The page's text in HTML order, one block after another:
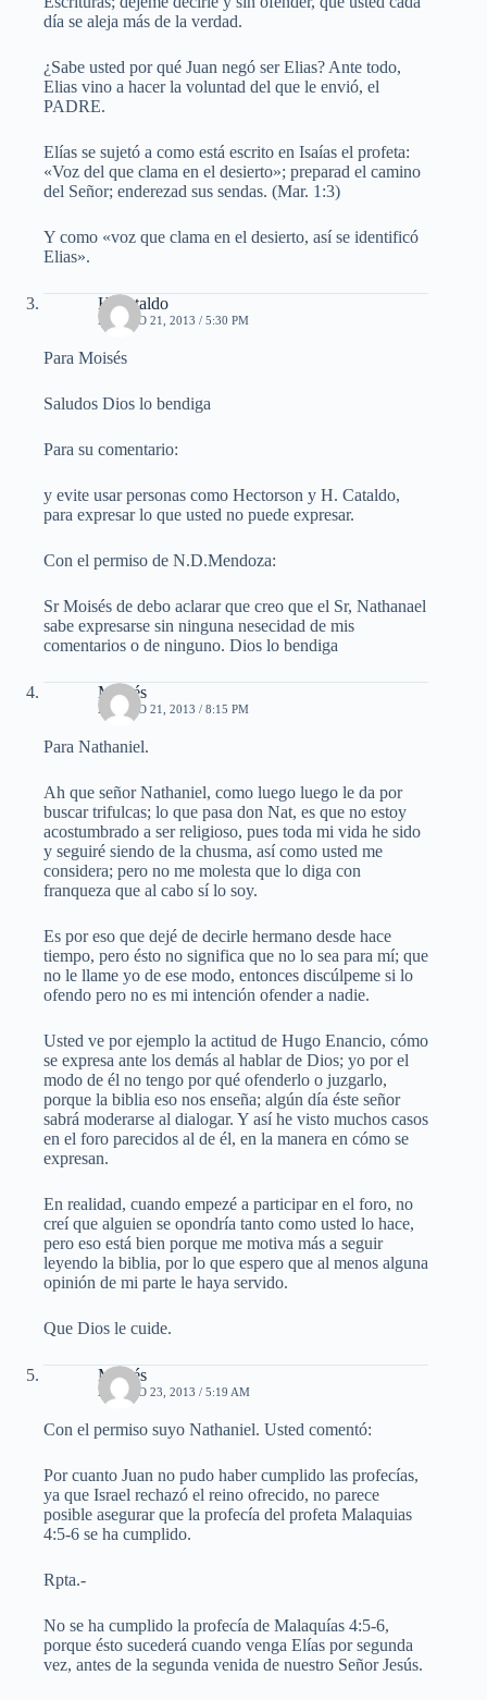
día se aleja más de la verdad.
¿Sabe usted por qué Juan negó ser Elias? Ante todo,
Elias vino a hacer la voluntad del que le envió, el
PADRE.
Elías se sujetó a como está escrito en Isaías el profeta:
«Voz del que clama en el desierto»; preparad el camino
del Señor; enderezad sus sendas. (Mar. 1:3)
Y como «voz que clama en el desierto, así se identificó
Elias».
H.Cataldo
AGOSTO 21, 2013 / 5:30 PM
Para Moisés
Saludos Dios lo bendiga
Para su comentario:
y evite usar personas como Hectorson y H. Cataldo,
para expresar lo que usted no puede expresar.
Con el permiso de N.D.Mendoza:
Sr Moisés de debo aclarar que creo que el Sr, Nathanael
sabe expresarse sin ninguna nesecidad de mis
comentarios o de ninguno. Dios lo bendiga
Moisés
AGOSTO 21, 2013 / 8:15 PM
Para Nathaniel.
Ah que señor Nathaniel, como luego luego le da por
buscar trifulcas; lo que pasa don Nat, es que no estoy
acostumbrado a ser religioso, pues toda mi vida he sido
y seguiré siendo de la chusma, así como usted me
considera; pero no me molesta que lo diga con
franqueza que al cabo sí lo soy.
Es por eso que dejé de decirle hermano desde hace
tiempo, pero ésto no significa que no lo sea para mí; que
no le llame yo de ese modo, entonces discúlpeme si lo
ofendo pero no es mi intención ofender a nadie.
Usted ve por ejemplo la actitud de Hugo Enancio, cómo
se expresa ante los demás al hablar de Dios; yo por el
modo de él no tengo por qué ofenderlo o juzgarlo,
porque la biblia eso nos enseña; algún día éste señor
sabrá moderarse al dialogar. Y así he visto muchos casos
en el foro parecidos al de él, en la manera en cómo se
expresan.
En realidad, cuando empezé a participar en el foro, no
creí que alguien se opondría tanto como usted lo hace,
pero eso está bien porque me motiva más a seguir
leyendo la biblia, por lo que espero que al menos alguna
opinión de mi parte le haya servido.
Que Dios le cuide.
Moisés
AGOSTO 23, 2013 / 5:19 AM
Con el permiso suyo Nathaniel. Usted comentó:
Por cuanto Juan no pudo haber cumplido las profecías,
ya que Israel rechazó el reino ofrecido, no parece
posible asegurar que la profecía del profeta Malaquias
4:5-6 se ha cumplido.
Rpta.-
No se ha cumplido la profecía de Malaquías 4:5-6,
porque ésto sucederá cuando venga Elías por segunda
vez, antes de la segunda venida de nuestro Señor Jesús.